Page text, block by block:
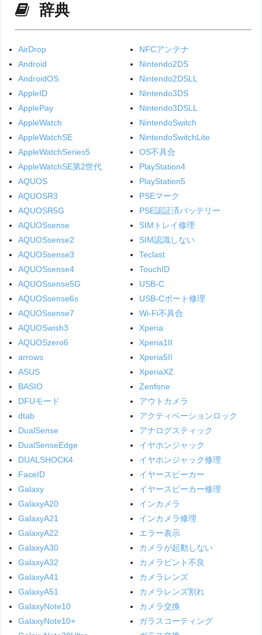
辞典
AirDrop
Android
AndroidOS
AppleID
ApplePay
AppleWatch
AppleWatchSE
AppleWatchSeries5
AppleWatchSE第2世代
AQUOS
AQUOSR3
AQUOSR5G
AQUOSsense
AQUOSsense2
AQUOSsense3
AQUOSsense4
AQUOSsense5G
AQUOSsense6s
AQUOSsense7
AQUOSwish3
AQUOSzero6
arrows
ASUS
BASIO
DFUモード
dtab
DualSense
DualSenseEdge
DUALSHOCK4
FaceID
Galaxy
GalaxyA20
GalaxyA21
GalaxyA22
GalaxyA30
GalaxyA32
GalaxyA41
GalaxyA51
GalaxyNote10
GalaxyNote10+
NFCアンテナ
Nintendo2DS
Nintendo2DSLL
Nintendo3DS
Nintendo3DSLL
NintendoSwitch
NintendoSwitchLite
OS不具合
PlayStation4
PlayStation5
PSEマーク
PSE認証済バッテリー
SIMトレイ修理
SIM認識しない
Teclast
TouchID
USB-C
USB-Cポート修理
Wi-Fi不具合
Xperia
Xperia1II
Xperia5II
XperiaXZ
Zenfone
アウトカメラ
アクティベーションロック
アナログスティック
イヤホンジャック
イヤホンジャック修理
イヤースピーカー
イヤースピーカー修理
インカメラ
インカメラ修理
エラー表示
カメラが起動しない
カメラピント不良
カメラレンズ
カメラレンズ割れ
カメラ交換
ガラスコーティング